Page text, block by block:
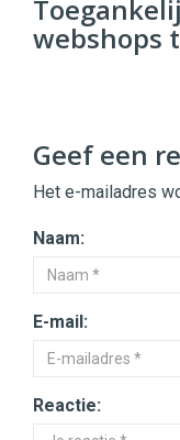
webshops
Geef een
Het e-mailadres
Naam:
E-mail:
Reactie: